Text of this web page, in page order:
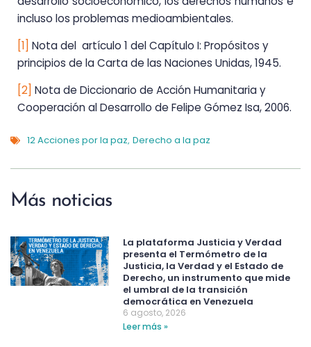
incluso los problemas medioambientales.
[1] Nota del artículo 1 del Capítulo I: Propósitos y
principios de la Carta de las Naciones Unidas, 1945.
[2] Nota de Diccionario de Acción Humanitaria y
Cooperación al Desarrollo de Felipe Gómez Isa, 2006.
12 Acciones por la paz, Derecho a la paz
Más noticias
La plataforma Justicia y Verdad
presenta el Termómetro de la
Justicia, la Verdad y el Estado de
Derecho, un instrumento que mide
el umbral de la transición
democrática en Venezuela
6 agosto, 2026
Leer más »